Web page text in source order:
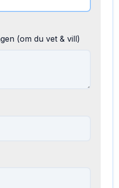
(om du vet & vill)